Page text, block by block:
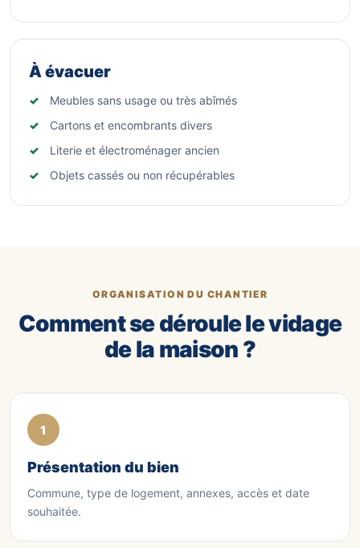
À évacuer
Meubles sans usage ou très abîmés
Cartons et encombrants divers
Literie et électroménager ancien
Objets cassés ou non récupérables
ORGANISATION DU CHANTIER
Comment se déroule le vidage
de la maison ?
Présentation du bien
Commune, type de logement, annexes, accès et date
souhaitée.